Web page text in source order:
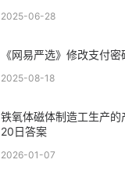
2025-06-28
《网易严选》修改支付密
2025-08-18
铁氧体磁体制造工生产的
20日答案
2026-01-07